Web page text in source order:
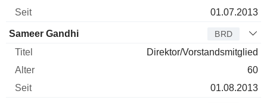
01.07.2013
Sameer Gandhi BRD
Direktor/Vorstandsmitglied
60
01.08.2013